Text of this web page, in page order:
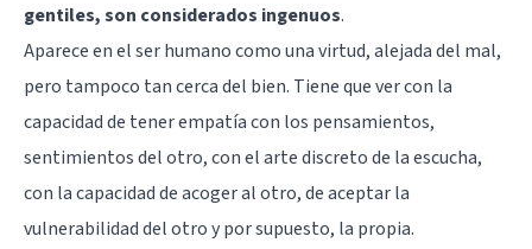
gentiles, son considerados ingenuos.
Aparece en el ser humano como una virtud, alejada del mal,
pero tampoco tan cerca del bien. Tiene que ver con la
capacidad de tenerempatíacon los pensamientos,
sentimientos del otro, con el arte discreto de la escucha,
con la capacidad de acoger al otro, de aceptar la
vulnerabilidad del otro y por supuesto, la propia.